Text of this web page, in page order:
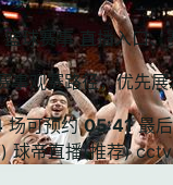
球赛事 直播入口
事观赛路径，优先
场可预约 05:41最
球帝直播(推荐)